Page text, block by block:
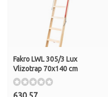
Fakro LWL 305/3 Lux
Vlizotrap 70x140 cm